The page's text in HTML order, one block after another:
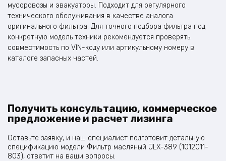
мусоровозы и эвакуаторы. Подходит для регулярного
технического обслуживания в качестве аналога
оригинального фильтра. Для точного подбора фильтра под
конкретную модель техники рекомендуется проверять
совместимость по VIN-коду или артикульному номеру в
каталоге запасных частей.​
Получить консультацию, коммерческое
предложение и расчет лизинга
Оставьте заявку, и наш специалист подготовит детальную
спецификацию модели Фильтр масляный JLX-389 (1012011-
803), ответит на ваши вопросы.